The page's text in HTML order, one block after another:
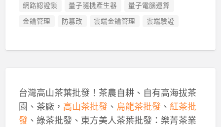
網路認證鎖
量子隨機產生器
量子電腦運算
金鑰管理
防篡改 雲端金鑰管理 雲端驗證
台灣高山茶葉批發！茶農自耕、自有高海拔茶
園、茶廠， 高山茶批發、 烏龍茶批發、 紅茶批
發、綠茶批發、東方美人茶葉批發：樂菁茶業